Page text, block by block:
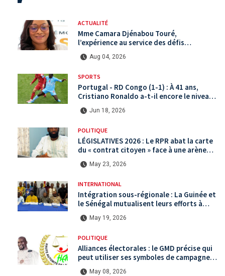
ACTUALITÉ
Mme Camara Djénabou Touré,
l’expérience au service des défis
territoriaux sous la 5ème République
Aug 04, 2026
SPORTS
Portugal - RD Congo (1-1) : À 41 ans,
Cristiano Ronaldo a-t-il encore le niveau
international ?
Jun 18, 2026
POLITIQUE
LÉGISLATIVES 2026 : Le RPR abat la carte
du « contrat citoyen » face à une arène
politique saturée.
May 23, 2026
INTERNATIONAL
Intégration sous-régionale : La Guinée et
le Sénégal mutualisent leurs efforts à
Koundara via le programme RéZo
May 19, 2026
POLITIQUE
Alliances électorales : le GMD précise qui
peut utiliser ses symboles de campagne
avant le scrutin du 31 mai
May 08, 2026